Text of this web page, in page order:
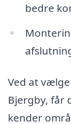
bedre
Ved at
Bjergby, får
kender